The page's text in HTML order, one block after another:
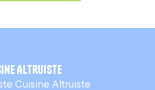
Altruiste
Cuisine Altruiste